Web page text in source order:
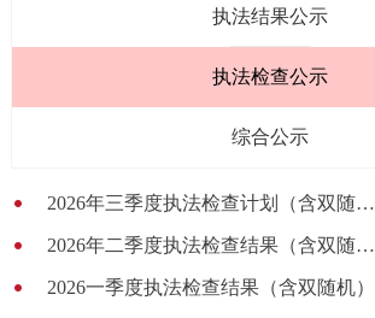
执法结果公示
执法检查公示
综合公示
2026年三季度执法检查计划（含双随机）
2026年二季度执法检查结果（含双随机）
2026一季度执法检查结果（含双随机）